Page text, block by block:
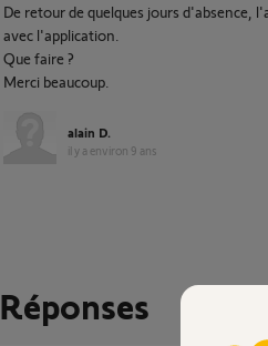
De retour de quelques jours d'absence,
avec l'application.
Que faire ?
Merci beaucoup.
alain D.
il y a environ 9 ans
Réponses